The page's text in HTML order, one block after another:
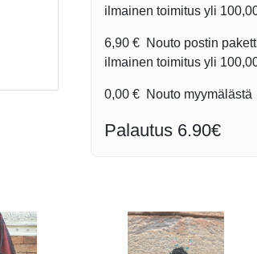
ilmainen toimitus yli
6,90 € Nouto postin
ilmainen toimitus yli
0,00 € Nouto myymälästä
Palautus 6.90€